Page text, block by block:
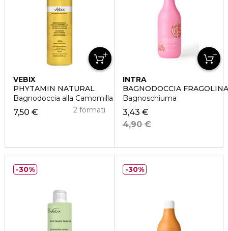
VEBIX
PHYTAMIN NATURAL
Bagnodoccia alla Camomilla Rilassante e Rinfrescante
7,50 € 2 formati
INTRA
BAGNODOCCIA
Bagnoschiuma
3,43 €
4,90 €
30% 30%